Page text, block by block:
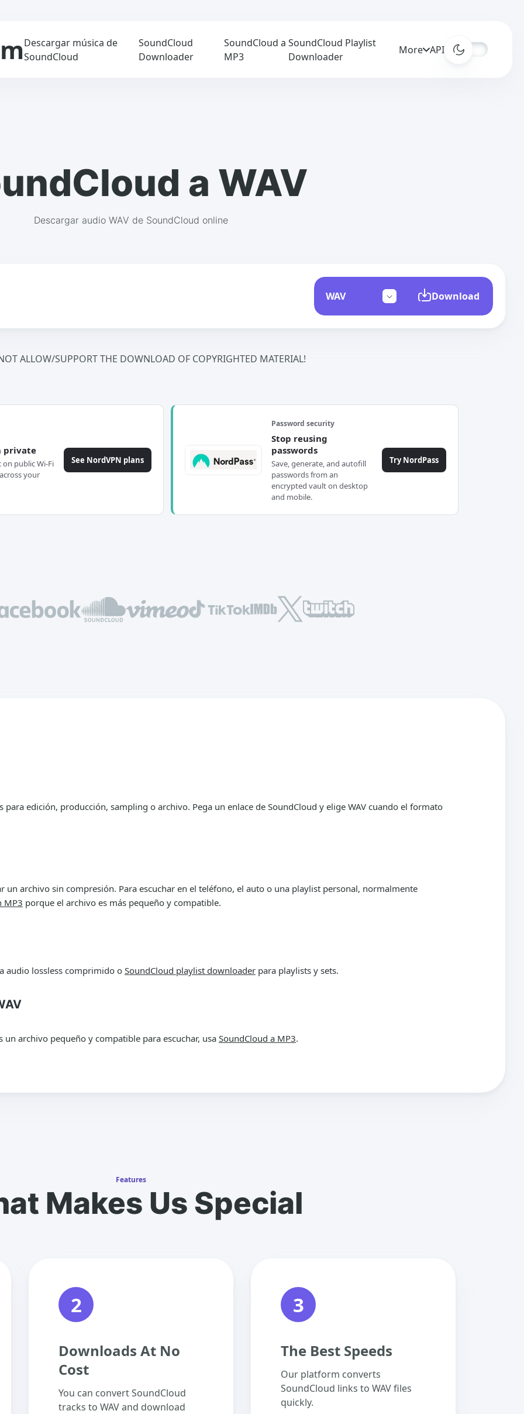
Descargar música de
SoundCloud
SoundCloud
Downloader
SoundCloud a
MP3
SoundCloud Playlist
Downloader
More APIs
a WAV
Descargar audio WAV de SoundCloud online
Download
ALLOW/SUPPORT THE DOWNLOAD OF COPYRIGHTED MATERIAL!
private
public Wi-Fi
your
See NordVPN plans
Password security
Stop reusing
passwords
Save, generate, and autofill
passwords from an
encrypted vault on desktop
and mobile.
Try NordPass
para edición, producción, sampling o archivo. Pega un enlace de SoundCloud y elige WAV cuando el formato
un archivo sin compresión. Para escuchar en el teléfono, el auto o una playlist personal, normalmente
MP3 porque el archivo es más pequeño y compatible.
audio lossless comprimido o SoundCloud playlist downloader para playlists y sets.
un archivo pequeño y compatible para escuchar, usa SoundCloud a MP3.
Features
Makes Us Special
2
Downloads At No
Cost
You can convert SoundCloud
tracks to WAV and download
3
The Best Speeds
Our platform converts
SoundCloud links to WAV files
quickly.